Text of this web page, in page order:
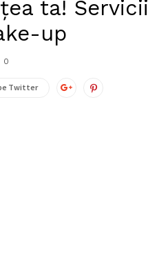
ta! Servicii
up
0
Twitter